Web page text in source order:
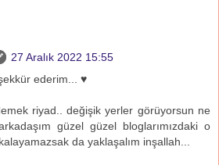
27 Aralık 2022 15:55
ederim... ♥
riyad.. değişik yerler görüyorsun ne
güzel güzel bloglarımızdaki o
da yaklaşalım inşallah...